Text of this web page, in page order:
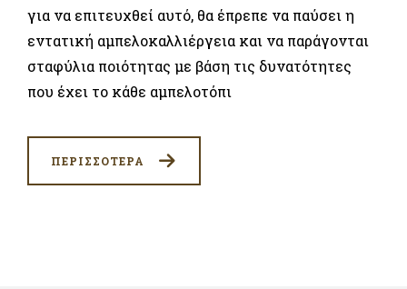
για να επιτευχθεί αυτό, θα έπρεπε να παύσει η
εντατική αμπελοκαλλιέργεια και να παράγονται
σταφύλια ποιότητας με βάση τις δυνατότητες
που έχει το κάθε αμπελοτόπι
ΠΕΡΙΣΣΟΤΕΡΑ